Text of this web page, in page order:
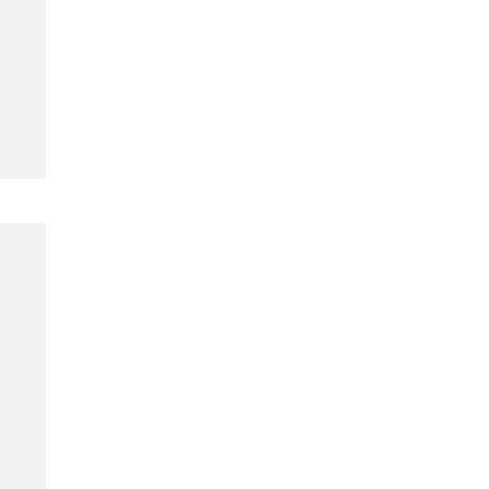
\\[10px] &= a(a+1)b^2 – (ab)^2 \\[10px]